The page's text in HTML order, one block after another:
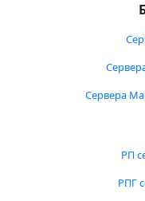
Сервера
РП
РПГ